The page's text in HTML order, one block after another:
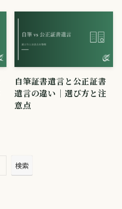
自筆証書遺言と公正証書
遺言の違い｜選び方と注
意点
検索